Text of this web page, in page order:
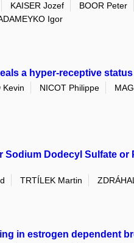
KAISER Jozef BOOR Peter
Igor
a hyper-receptive
Kevin NICOT Philippe
Dodecyl Sulfate
TRTÍLEK Martin
in estrogen dependent